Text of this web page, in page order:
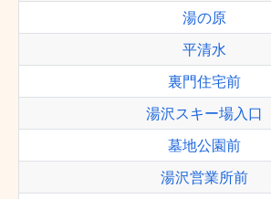
湯の原
平清水
裏門住宅前
湯沢スキー場入口
墓地公園前
湯沢営業所前